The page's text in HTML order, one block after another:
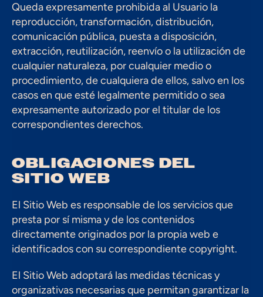
Queda expresamente prohibida al Usuario la
reproducción, transformación, distribución,
comunicación pública, puesta a disposición,
extracción, reutilización, reenvío o la utilización de
cualquier naturaleza, por cualquier medio o
procedimiento, de cualquiera de ellos, salvo en los
casos en que esté legalmente permitido o sea
expresamente autorizado por el titular de los
correspondientes derechos.
OBLIGACIONES DEL
SITIO WEB
El Sitio Web es responsable de los servicios que
presta por sí misma y de los contenidos
directamente originados por la propia web e
identificados con su correspondiente copyright.
El Sitio Web adoptará las medidas técnicas y
organizativas necesarias que permitan garantizar la